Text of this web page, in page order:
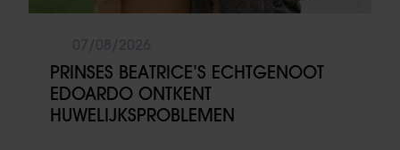
PRINSES BEATRICE’S ECHTGENOOT
EDOARDO ONTKENT
HUWELIJKSPROBLEMEN